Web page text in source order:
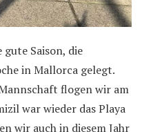
Saison, die
in Mallorca gelegt.
flogen wir am
war wieder das Playa
wir auch in diesem Jahr